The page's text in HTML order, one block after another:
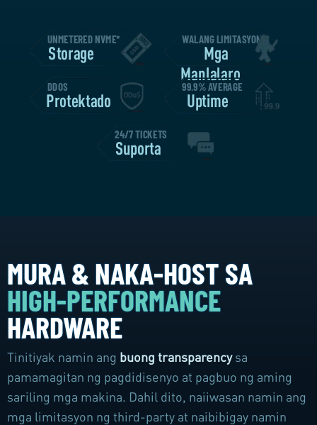
UNMETERED NVME*
Storage
WALANG LIMITASYON
Mga
Manlalaro
DDOS
Protektado
99.9% AVERAGE
Uptime
24/7 TICKETS
Suporta
MURA & NAKA-HOST SA
HIGH-PERFORMANCE
HARDWARE
Tinitiyak namin ang buong transparencysa
pamamagitan ng pagdidisenyo at pagbuo ng aming
sariling mga makina. Dahil dito, naiiwasan namin ang
mga limitasyon ng third-party at naibibigay namin